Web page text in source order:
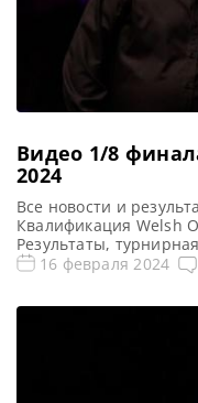
Видео 1/8
2024
Все новости и
Квалификация Welsh
Результаты,
Расписание
посмотреть матчи 1/
16 февраля 2024